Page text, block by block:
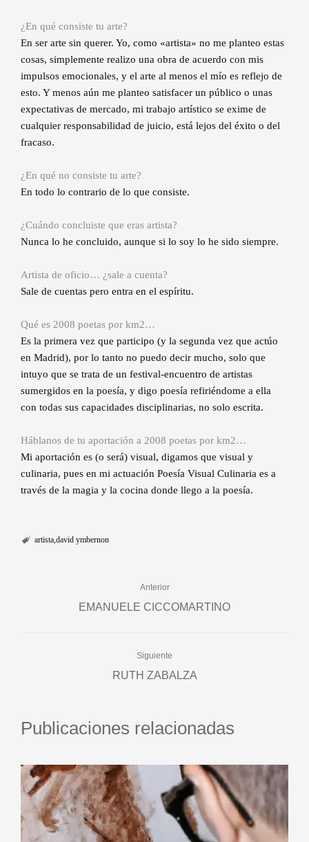
¿En qué consiste tu arte?
En ser arte sin querer. Yo, como «artista» no me planteo estas
cosas, simplemente realizo una obra de acuerdo con mis
impulsos emocionales, y el arte ­al menos el mío­ es reflejo de
esto. Y menos aún me planteo satisfacer un público o unas
expectativas de mercado, mi trabajo artístico se exime de
cualquier responsabilidad de juicio, está lejos del éxito o del
fracaso.
¿En qué no consiste tu arte?
En todo lo contrario de lo que consiste.
¿Cuándo concluiste que eras artista?
Nunca lo he concluido, aunque si lo soy lo he sido siempre.
Artista de oficio… ¿sale a cuenta?
Sale de cuentas pero entra en el espíritu.
Qué es 2008 poetas por km2…
Es la primera vez que participo (y la segunda vez que actúo
en Madrid), por lo tanto no puedo decir mucho, solo que
intuyo que se trata de un festival-encuentro de artistas
sumergidos en la poesía, y digo poesía refiriéndome a ella
con todas sus capacidades disciplinarias, no solo escrita.
Háblanos de tu aportación a 2008 poetas por km2…
Mi aportación es (o será) visual, digamos que visual y
culinaria, pues en mi actuación Poesía Visual Culinaria es a
través de la magia y la cocina donde llego a la poesía.
artista david ymbernon
Anterior
EMANUELE CICCOMARTINO
Siguiente
RUTH ZABALZA
Publicaciones relacionadas